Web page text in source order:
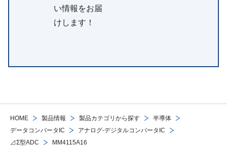
HOME 製品情報 製品カテゴリから探す
半導体
データコンバータIC
アナログ-デジタルコンバータIC
⊿Σ型ADC
MM4115A16
い情報をお届
けします！